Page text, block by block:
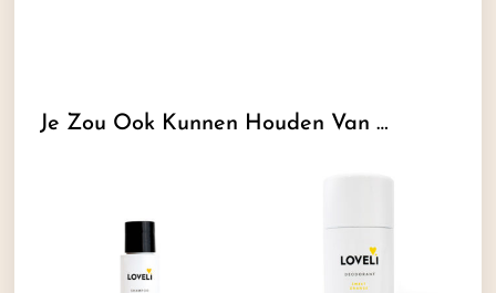
Je Zou Ook Kunnen Houden Van …